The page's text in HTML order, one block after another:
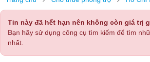
Tin này đã hết hạn nên không còn giá trị
Bạn hãy sử dụng công cụ tìm kiếm để tìm
nhất.